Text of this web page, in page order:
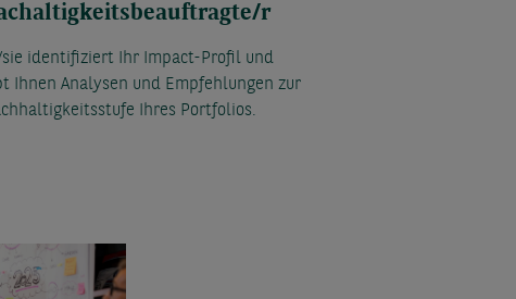
r
sie identifiziert Ihr Impact-Profil und
Ihnen Analysen und Empfehlungen zur
Ihres Portfolios.